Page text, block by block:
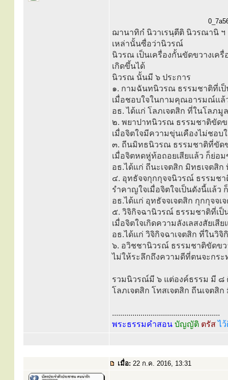
ฌานาทิกํ นิวาเรนฺตีติ นิวรณานิ ฯ
เหล่านั้นซื่อว่านิวรณ์
นิวรณ เป็นเครื่องกั้นขัดขวางเ
เกิดขึ้นได้
นิวรณ นั้นมี ๖ ประการ
๑. กามฉันทนิวรณ ธรรมชาติที่เ
เมื่อชอบใจในกามคุณอารมณ์แล้
อธ. ได้แก่ โลภเจตสิก ที่ในโลภมู
๒. พยาปาทนิวรณ ธรรมชาติขัดข
เมื่อจิตใจมีความขุ่นเคืองไม่ชอ
๓. ถีนมิทธนิวรณ ธรรมชาติที่ขัด
เมื่อจิตหดหู่ท้อถอยเสียแล้ว ก็ย่
อธ.ได้แก่ ถีนะเจตสิก มิทธเจตสิ
๔. อุทธัจจกุกกุจจนิวรณ์ ธรรมชา
รำคาญใจเมื่อจิตใจเป็นดังนี้แล้
อธ.ได้แก่ อุทธัจจเจตสิก กุกกุจจ
๕. วิจิกิจฉานิวรณ์ ธรรมชาติที่เป็
เมื่อจิตใจเกิดความลังเลสงสัยเ
อธ.ได้แก่ วิจิกิจฉาเจตสิก ที่ในวิ
๖. อวิชชานิวรณ์ ธรรมชาติขัดขว
ไม่ให้ระลึกถึงความดีที่ตนจะกร
รวมนิวรณ์มี ๖ แต่องค์ธรรม มี ๘
โลภเจตสิก โทสเจตสิก ถีนเจตสิ
.....................................................
พระธรรมคำสอน บัญญัติ ตรัสไ
เมื่อ: 22 ก.ค. 2016, 13:31